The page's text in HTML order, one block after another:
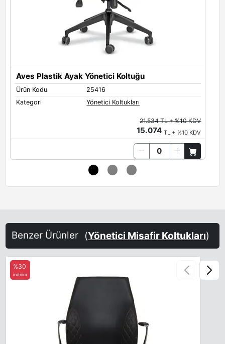
Loft 09 Loft 25
Loft 26
Aves Plastik Ayak Yönetici Koltuğu
Ürün Kodu
25416
Kategori
Yönetici Koltukları
21.534 TL + %10 KDV
15.074TL + %10 KDV
Benzer Ürünler (Yönetici Misafir Koltukları)
%30
indirim